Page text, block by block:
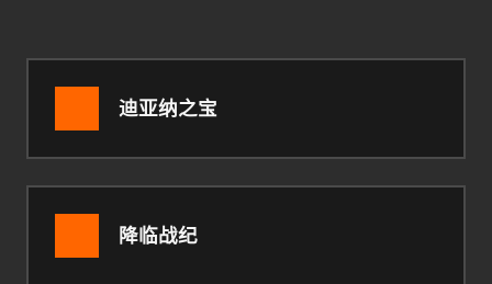
迪亚纳之宝
降临战纪